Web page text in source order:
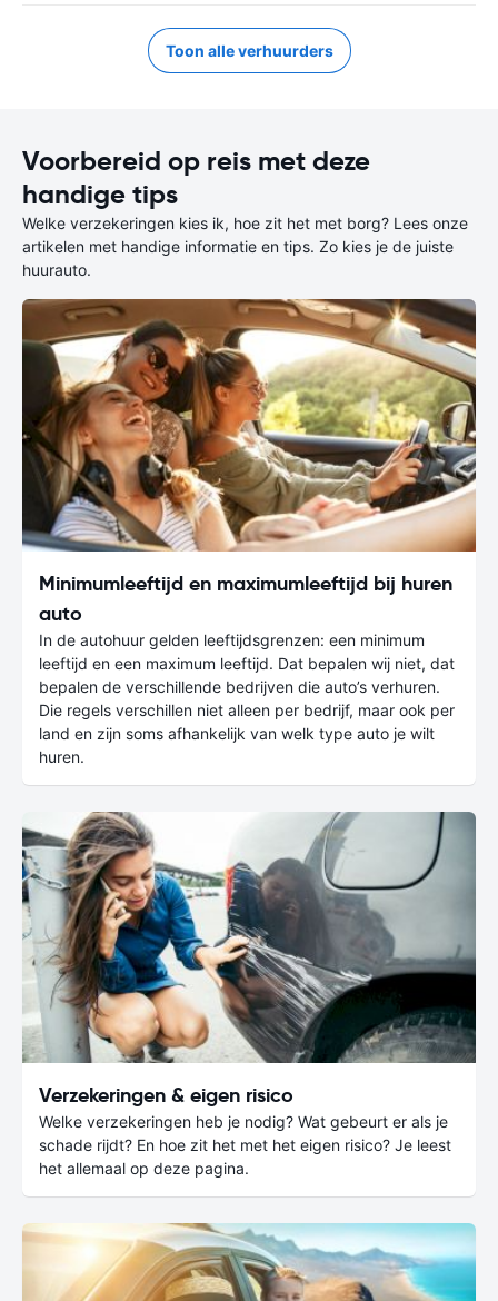
Toon alle verhuurders
Voorbereid op reis met deze
handige tips
Welke verzekeringen kies ik, hoe zit het met borg? Lees onze
artikelen met handige informatie en tips. Zo kies je de juiste
huurauto.
Minimumleeftijd en maximumleeftijd bij huren
auto
In de autohuur gelden leeftijdsgrenzen: een minimum
leeftijd en een maximum leeftijd. Dat bepalen wij niet, dat
bepalen de verschillende bedrijven die auto’s verhuren.
Die regels verschillen niet alleen per bedrijf, maar ook per
land en zijn soms afhankelijk van welk type auto je wilt
huren.
Verzekeringen & eigen risico
Welke verzekeringen heb je nodig? Wat gebeurt er als je
schade rijdt? En hoe zit het met het eigen risico? Je leest
het allemaal op deze pagina.